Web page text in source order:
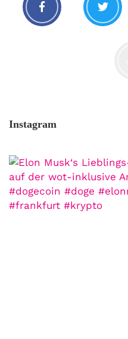
Instagram